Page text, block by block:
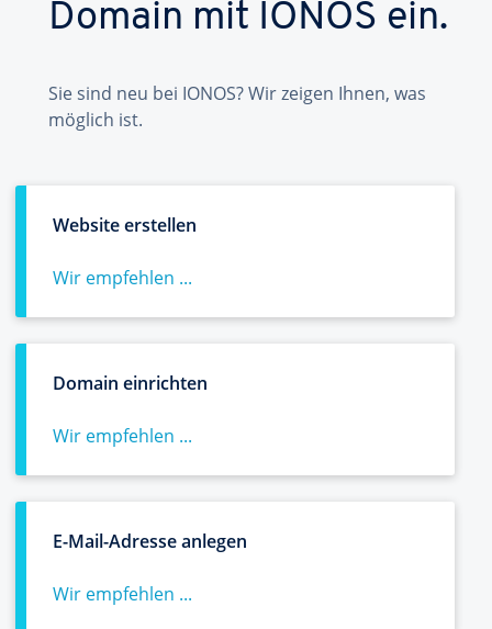
Domain mit IONOS ein.
Sie sind neu bei IONOS? Wir zeigen Ihnen, was
möglich ist.
Website erstellen
Wir empfehlen ...
Domain einrichten
Wir empfehlen ...
E-Mail-Adresse anlegen
Wir empfehlen ...